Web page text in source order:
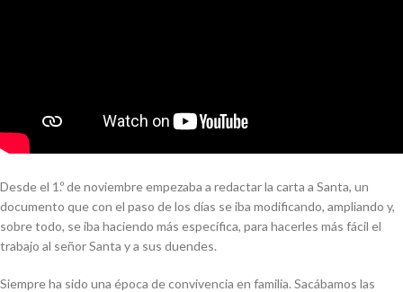
Desde el 1.º de noviembre empezaba a redactar la carta a Santa, un
documento que con el paso de los días se iba modificando, ampliando y,
sobre todo, se iba haciendo más específica, para hacerles más fácil el
trabajo al señor Santa y a sus duendes.
Siempre ha sido una época de convivencia en familia. Sacábamos las